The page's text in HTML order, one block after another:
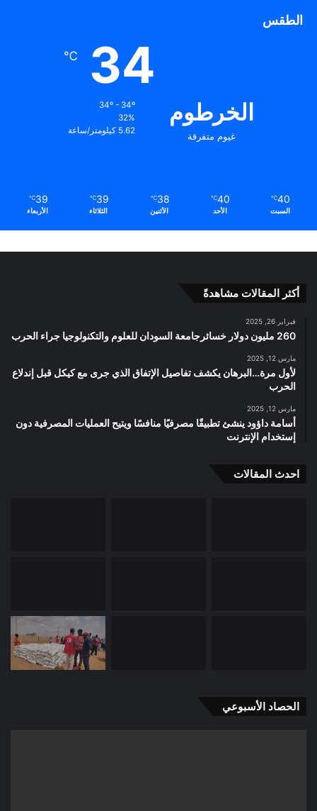
الطقس
الخرطوم
غيوم متفرقة
34
℃
34º - 34º
32%
5.62 كيلومتر/ساعة
40
℃
السبت
40
℃
الأحد
38
℃
الأثنين
39
℃
الثلاثاء
39
℃
الأربعاء
أكثر المقالات مشاهدةً
فبراير 26, 2025
260 مليون دولار خسائرجامعة السودان للعلوم والتكنولوجيا جراء الحرب
مارس 12, 2025
لأول مرة…البرهان يكشف تفاصيل الإتفاق الذي جرى مع كيكل قبل إندلاع
الحرب
مارس 12, 2025
أسامة داؤود ينشئ تطبيقًا مصرفيًا منافسًا ويتيح العمليات المصرفية دون
إستخدام الإنترنت
احدث المقالات
الحصاد الأسبوعي